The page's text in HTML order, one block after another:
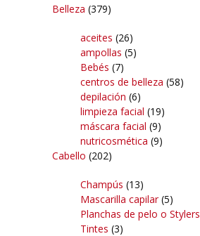
Belleza (379)
aceites (26)
ampollas (5)
Bebés (7)
centros de belleza (58)
depilación (6)
limpieza facial (19)
máscara facial (9)
nutricosmética (9)
Cabello (202)
Champús (13)
Mascarilla capilar(5)
Planchas de pelo o Stylers
Tintes (3)